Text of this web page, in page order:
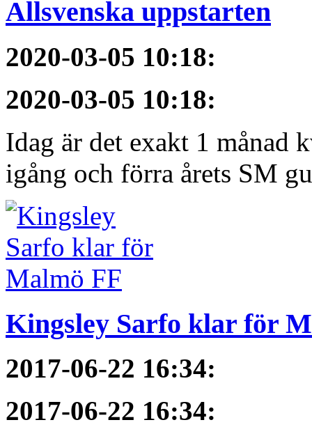
Allsvenska uppstarten
2020-03-05 10:18:
2020-03-05 10:18:
Idag är det exakt 1 månad
igång och förra årets SM
Kingsley Sarfo klar för
2017-06-22 16:34:
2017-06-22 16:34: